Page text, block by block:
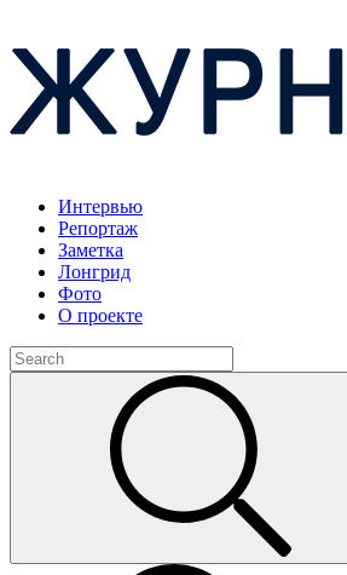
Интервью
Репортаж
Заметка
Лонгрид
Фото
О проекте